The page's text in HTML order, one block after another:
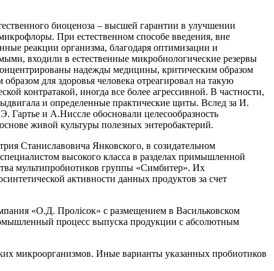
биоценоза – высшей гарантии в улучшении
При естественном способе введения, вне
реакции организма, благодаря оптимизации и
входили в естественные микробиологические резервы
надежды медицины, критическим образом
для здоровья человека отреагировал на такую
контратакой, иногда все более агрессивной. В частности,
и определенные практические щиты. Вслед за И.
Гартье и А.Ниссле обосновали целесообразность
живой культуры полезных энтеробактерий.
Станиславовича Янковского, в созидательном
высокого класса в разделах примышленной
мультипробиотиков группы «Симбитер». Их
активности данных продуктов за счет
«О.Д. Пролісок» с размещением в Васильковском
процесс выпуска продукции с абсолютным
микроорганизмов. Иные варианты указанных пробиотиков